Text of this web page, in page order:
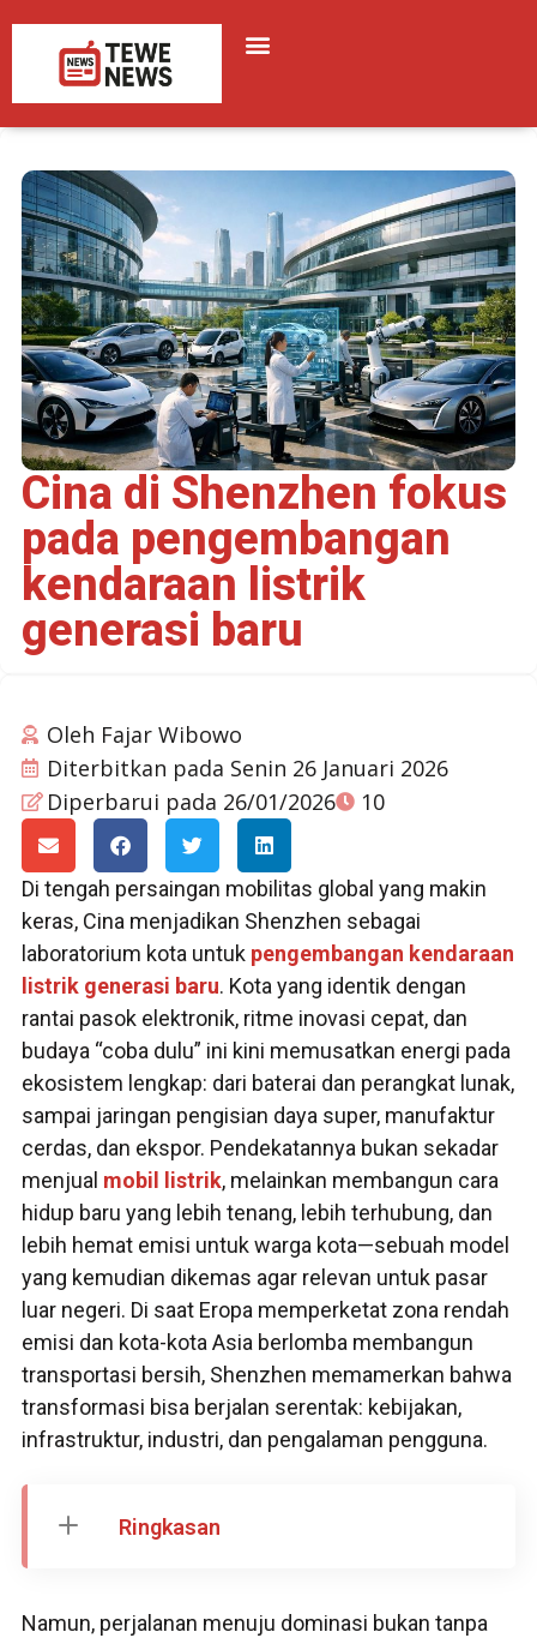
Cina di Shenzhen fokus
pada pengembangan
kendaraan listrik
generasi baru
Oleh Fajar Wibowo
Diterbitkan pada Senin 26 Januari 2026
Diperbarui pada 26/01/2026
10
Di tengah persaingan mobilitas global yang makin
keras, Cina menjadikan Shenzhen sebagai
laboratorium kota untuk pengembangan kendaraan
listrik generasi baru. Kota yang identik dengan
rantai pasok elektronik, ritme inovasi cepat, dan
budaya “coba dulu” ini kini memusatkan energi pada
ekosistem lengkap: dari baterai dan perangkat lunak,
sampai jaringan pengisian daya super, manufaktur
cerdas, dan ekspor. Pendekatannya bukan sekadar
menjual mobil listrik, melainkan membangun cara
hidup baru yang lebih tenang, lebih terhubung, dan
lebih hemat emisi untuk warga kota—sebuah model
yang kemudian dikemas agar relevan untuk pasar
luar negeri. Di saat Eropa memperketat zona rendah
emisi dan kota-kota Asia berlomba membangun
transportasi bersih, Shenzhen memamerkan bahwa
transformasi bisa berjalan serentak: kebijakan,
infrastruktur, industri, dan pengalaman pengguna.
Ringkasan
Namun, perjalanan menuju dominasi bukan tanpa